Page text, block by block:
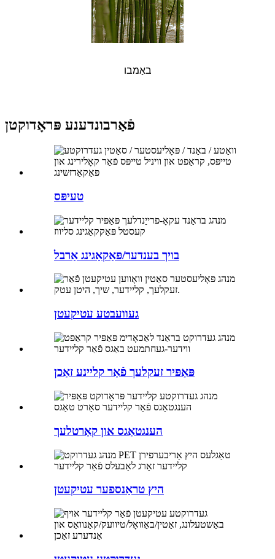
באַמבו
פֿאַרבונדענע פּראָדוקטן
טעיפּס
בויך בענדער/פּאַקאַגינג אַרבל
געוועבטע עטיקעטן
פּאַפּיר זעקלעך פֿאַר קליינע זאַכן
הענגטאַגס און קאַרטלעך
היץ טראַנספער עטיקעטן